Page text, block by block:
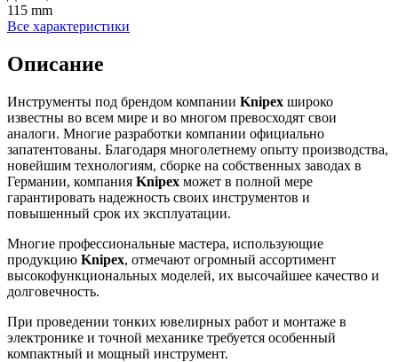
115 mm
Все характеристики
Описание
Инструменты под брендом компании Knipex широко
известны во всем мире и во многом превосходят свои
аналоги. Многие разработки компании официально
запатентованы. Благодаря многолетнему опыту производства,
новейшим технологиям, сборке на собственных заводах в
Германии, компания Knipex может в полной мере
гарантировать надежность своих инструментов и
повышенный срок их эксплуатации.
Многие профессиональные мастера, использующие
продукцию Knipex, отмечают огромный ассортимент
высокофункциональных моделей, их высочайшее качество и
долговечность.
При проведении тонких ювелирных работ и монтаже в
электронике и точной механике требуется особенный
компактный и мощный инструмент.